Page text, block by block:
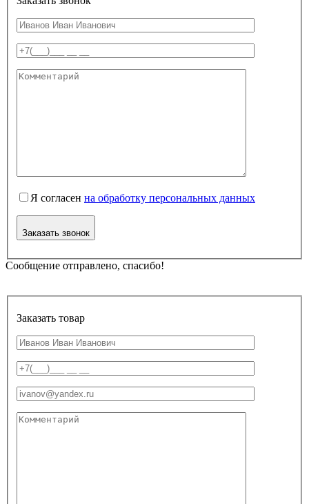
Я согласен на обработку персональных данных
Заказать звонок
Сообщение отправлено, спасибо!
Заказать товар